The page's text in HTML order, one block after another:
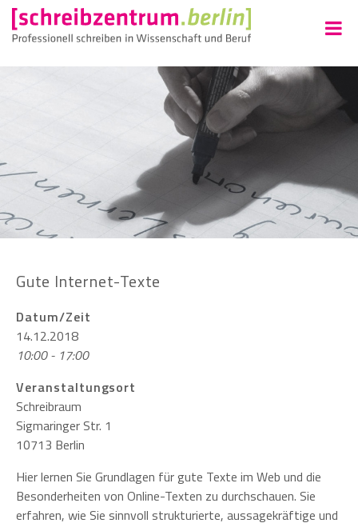
Gute Internet-Texte
Datum/Zeit
14.12.2018
10:00 - 17:00
Veranstaltungsort
Schreibraum
Sigmaringer Str. 1
10713 Berlin
Hier lernen Sie Grundlagen für gute Texte im Web und die
Besonderheiten von Online-Texten zu durchschauen. Sie
erfahren, wie Sie sinnvoll strukturierte, aussagekräftige und